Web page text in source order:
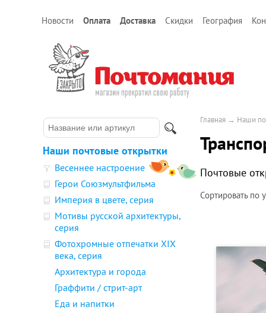
Новости Оплата Доставка Скидки География
Наши почтовые открытки
Весеннее настроение
Герои Союзмультфильма
Империя в цвете, серия
Мотивы русской архитектуры,
серия
Фотохромные отпечатки XIX
века, серия
Архитектура и города
Граффити / стрит-арт
Еда и напитки
Главная → Наши
Почтовые
Сортировать по